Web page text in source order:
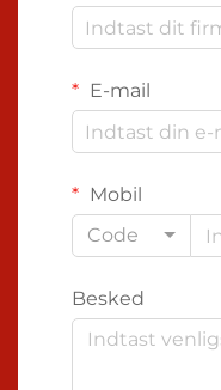
E-mail
Mobil
Code
Besked